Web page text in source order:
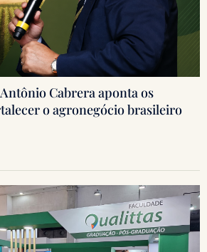
Cabrera aponta os
o agronegócio brasileiro